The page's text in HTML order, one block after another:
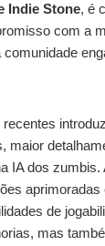
Indie Stone, é
com a
maior
IA dos zumbis.
de
mas